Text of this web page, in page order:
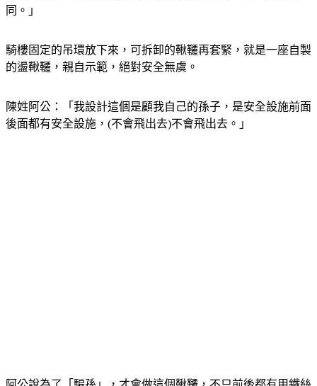
同。」
騎樓固定的吊環放下來，可拆卸的鞦韆再套緊，就是一座自製
的盪鞦韆，親自示範，絕對安全無虞。
陳姓阿公：「我設計這個是顧我自己的孫子，是安全設施前面
後面都有安全設施，(不會飛出去)不會飛出去。」